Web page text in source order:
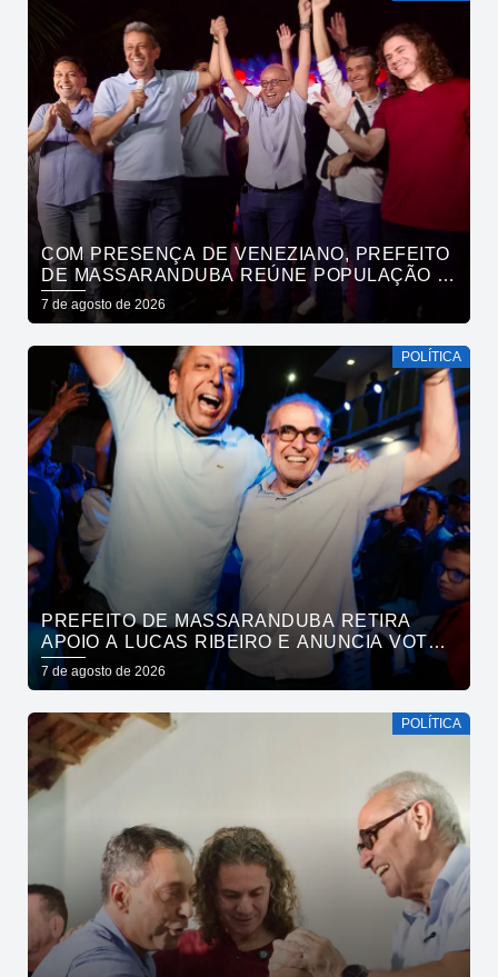
COM PRESENÇA DE VENEZIANO, PREFEITO
DE MASSARANDUBA REÚNE POPULAÇÃO E
ANUNCIA APOIO A CÍCERO LUCENA
7 de agosto de 2026
POLÍTICA
PREFEITO DE MASSARANDUBA RETIRA
APOIO A LUCAS RIBEIRO E ANUNCIA VOTO
EM CÍCERO PARA O GOVERNO
7 de agosto de 2026
POLÍTICA